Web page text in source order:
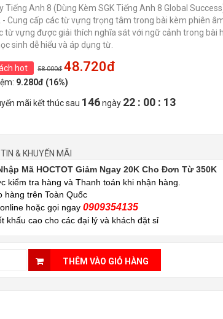
Tiếng Anh 8 (Dùng Kèm SGK Tiếng Anh 8 Global
- Cung cấp các từ vựng trọng tâm trong bài kèm phiên
từ vựng được giải thích nghĩa sát với ngữ cảnh trong bài
sinh dễ hiểu và áp dụng từ.
hot 58.000đ 48.720đ
9.280đ (16%)
mãi kết thúc sau 146ngày 22 : 00 : 11
& KHUYẾN MÃI
Mã HOCTOT Giảm Ngay 20K Cho Đơn Từ 350K
kiểm tra hàng và Thanh toán khi nhận hàng.
hàng trên Toàn Quốc
hoặc gọi ngay0909354135
khấu cao cho các đại lý và khách đặt sỉ
THÊM VÀO GIỎ HÀNG